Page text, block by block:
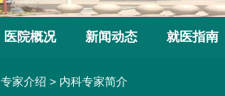
医院概况 新闻动态 就医指南
专家介绍 > 内科专家简介